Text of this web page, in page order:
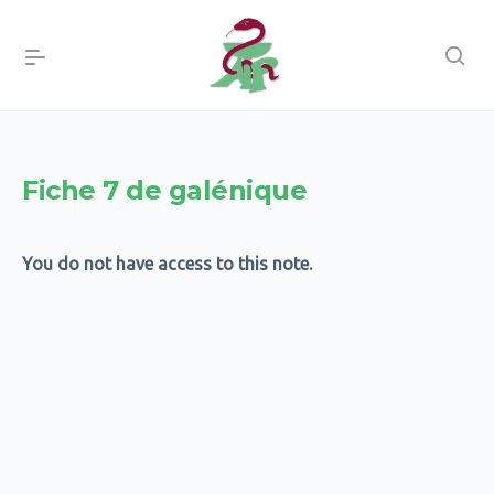
Fiche 7 de galénique
You do not have access to this note.